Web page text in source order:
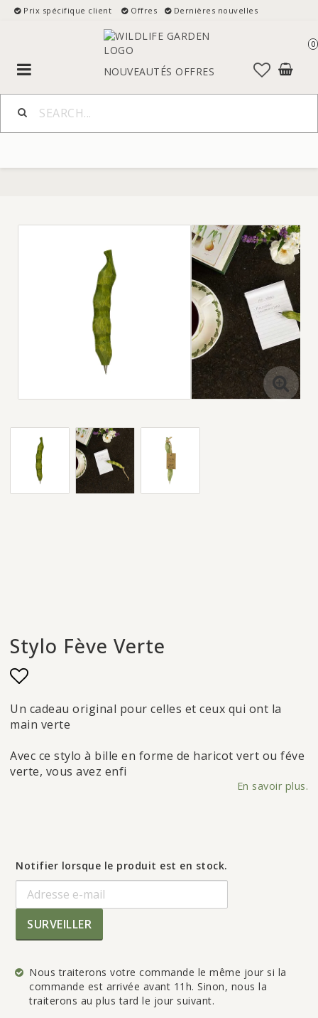
Prix spécifique client Offres Dernières nouvelles
NOUVEAUTÉS OFFRES
0
Toggle
navigation
Stylo Fève Verte
Add to list of favorites
Un cadeau original pour celles et ceux qui ont la
main verte
Avec ce stylo à bille en forme de haricot vert ou féve
verte, vous avez enfi
En savoir plus.
Notifier lorsque le produit est en stock.
SURVEILLER
Nous traiterons votre commande le même jour si la
commande est arrivée avant 11h. Sinon, nous la
traiterons au plus tard le jour suivant.